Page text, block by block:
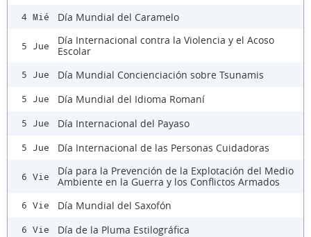
4 Mié Día Mundial del Caramelo
5 Jue
Día Internacional contra la Violencia y el Acoso
Escolar
5 Jue Día Mundial Concienciación sobre Tsunamis
5 Jue Día Mundial del Idioma Romaní
5 Jue Día Internacional del Payaso
5 Jue Día Internacional de las Personas Cuidadoras
6 Vie
Día para la Prevención de la Explotación del Medio
Ambiente en la Guerra y los Conflictos Armados
6 Vie Día Mundial del Saxofón
6 Vie Día de la Pluma Estilográfica